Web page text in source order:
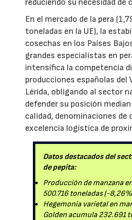
reduciendo su necesidad de
En el mercado de la pera
toneladas en la UE), la
cosechas en los Países
grandes especialistas en
intensifica la competencia
producciones españolas del
Lérida, obligando al sector
defender su posición
calidad, denominaciones de
excelencia logística de
Datos destacados del
de pepita:
Producción de manzana
500.716 toneladas (-
Hegemonía varietal en
Golden acumula 232.691